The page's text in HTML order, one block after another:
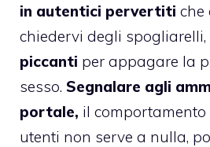
in autentici pervertiti che
chiedervi degli spogliarelli,
piccanti per appagare la
sesso. Segnalare agli
portale, il
utenti non serve a nulla,